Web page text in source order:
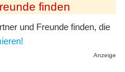
finden
und Freunde finden, die
Anzeige